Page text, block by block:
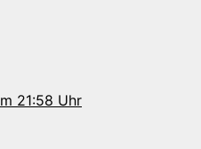
21:58 Uhr